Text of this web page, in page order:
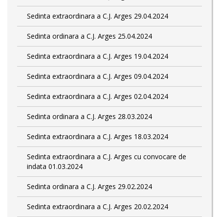
Sedinta extraordinara a C.J. Arges 29.04.2024
Sedinta ordinara a C.J. Arges 25.04.2024
Sedinta extraordinara a C.J. Arges 19.04.2024
Sedinta extraordinara a C.J. Arges 09.04.2024
Sedinta extraordinara a C.J. Arges 02.04.2024
Sedinta ordinara a C.J. Arges 28.03.2024
Sedinta extraordinara a C.J. Arges 18.03.2024
Sedinta extraordinara a C.J. Arges cu convocare de
indata 01.03.2024
Sedinta ordinara a C.J. Arges 29.02.2024
Sedinta extraordinara a C.J. Arges 20.02.2024